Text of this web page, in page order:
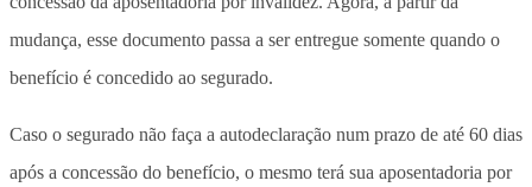
mudança, esse documento passa a ser entregue somente quando o
benefício é concedido ao segurado.
Caso o segurado não faça a autodeclaração num prazo de até 60 dias
após a concessão do benefício, o mesmo terá sua aposentadoria por